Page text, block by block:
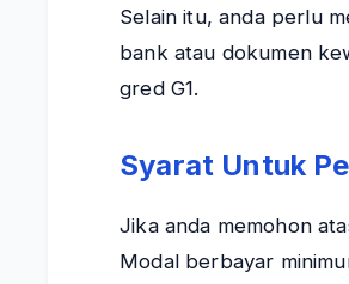
Selain itu, anda perlu
bank atau dokumen
gred G1.
Syarat Untuk
Jika anda memohon
Modal berbayar